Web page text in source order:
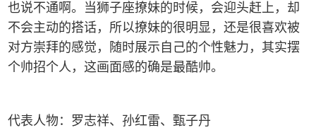
也说不通啊。当狮子座撩妹的时候，会迎头赶上，却
不会主动的搭话，所以撩妹的很明显，还是很喜欢被
对方崇拜的感觉，随时展示自己的个性魅力，其实摆
个帅招个人，这画面感的确是最酷帅。
代表人物：罗志祥、孙红雷、甄子丹